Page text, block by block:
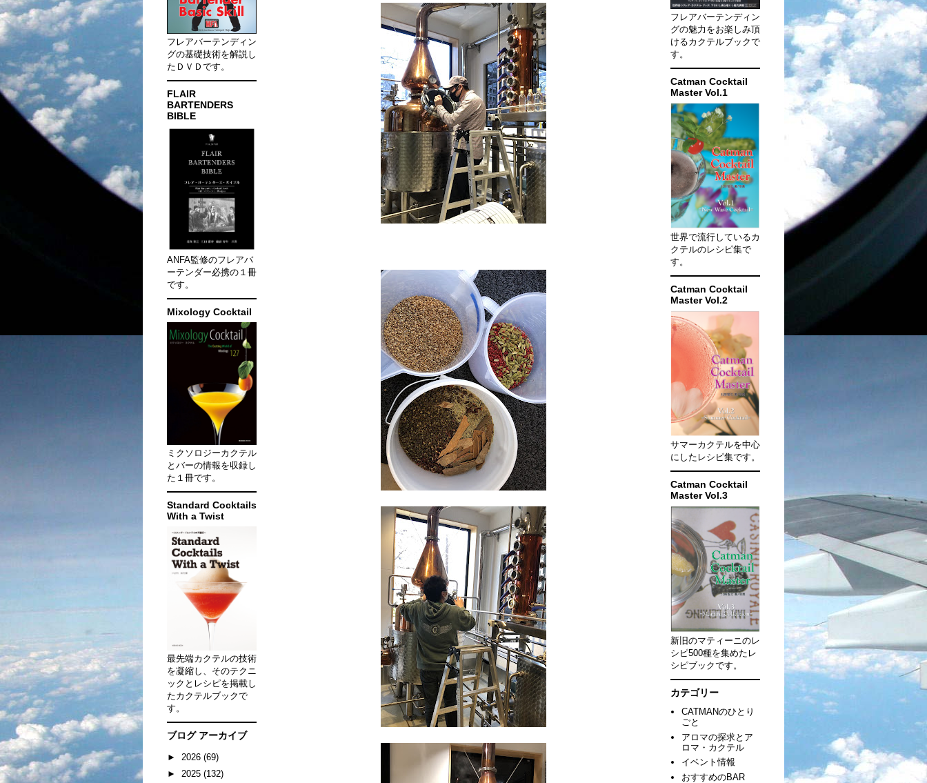
フレアバーテンディン
グの基礎技術を解説し
たＤＶＤです。
FLAIR
BARTENDERS
BIBLE
ANFA監修のフレアバ
ーテンダー必携の１冊
です。
Mixology Cocktail
ミクソロジーカクテル
とバーの情報を収録し
た１冊です。
Standard Cocktails
With a Twist
最先端カクテルの技術
を凝縮し、そのテクニ
ックとレシピを掲載し
たカクテルブックで
す。
ブログ アーカイブ
► 2026 (69)
► 2025 (132)
フレアバーテンディン
グの魅力をお楽しみ頂
けるカクテルブックで
す。
Catman Cocktail
Master Vol.1
世界で流行しているカ
クテルのレシピ集で
す。
Catman Cocktail
Master Vol.2
サマーカクテルを中心
にしたレシピ集です。
Catman Cocktail
Master Vol.3
新旧のマティーニのレ
シピ500種を集めたレ
シピブックです。
カテゴリー
CATMANのひとり
ごと
アロマの探求とア
ロマ・カクテル
イベント情報
おすすめのBAR